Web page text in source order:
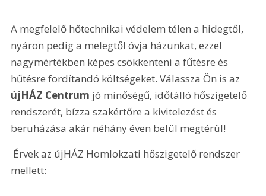
A megfelelő hőtechnikai védelem télen a hidegtől,
nyáron pedig a melegtől óvja házunkat, ezzel
nagymértékben képes csökkenteni a fűtésre és
hűtésre fordítandó költségeket. Válassza Ön is az
újHÁZ Centrum jó minőségű, időtálló hőszigetelő
rendszerét, bízza szakértőre a kivitelezést és
beruházása akár néhány éven belül megtérül!
mellett: